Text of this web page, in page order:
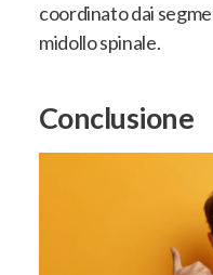
coordinato dai
midollo spinale.
Conclusione